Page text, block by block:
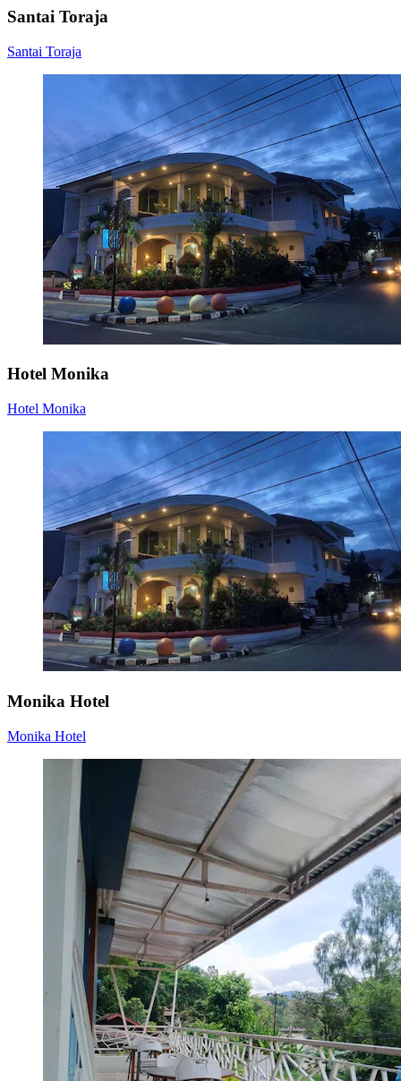
Santai Toraja
Santai Toraja
Hotel Monika
Hotel Monika
Monika Hotel
Monika Hotel